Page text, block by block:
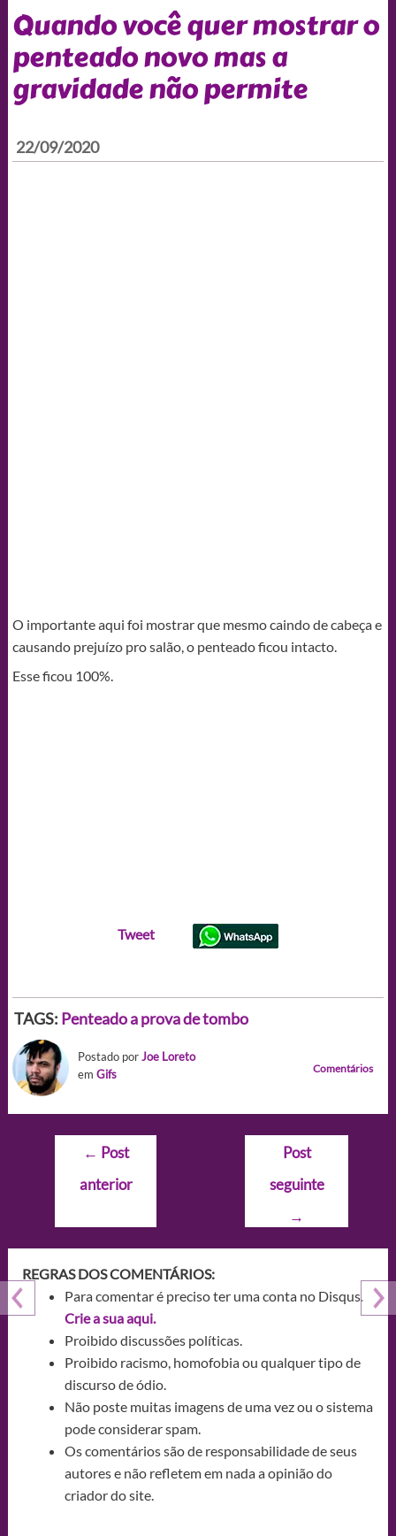
Quando você quer mostrar o
penteado novo mas a
gravidade não permite
22/09/2020
O importante aqui foi mostrar que mesmo caindo de cabeça e
causando prejuízo pro salão, o penteado ficou intacto.
Esse ficou 100%.
Tweet
TAGS: Penteado a prova de tombo
Postado porJoe Loreto
em Gifs Comentários
Navegação
Post
← Post
anterior
Post
seguinte
→
REGRAS DOS COMENTÁRIOS:
Para comentar é preciso ter uma conta no Disqus.
Crie a sua aqui.
Proibido discussões políticas.
Proibido racismo, homofobia ou qualquer tipo de
discurso de ódio.
Não poste muitas imagens de uma vez ou o sistema
pode considerar spam.
Os comentários são de responsabilidade de seus
autores e não refletem em nada a opinião do
criador do site.